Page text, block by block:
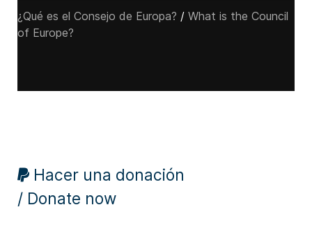
¿Qué es el Consejo de Europa? / What is the Council
of Europe?
Hacer una donación
/ Donate now